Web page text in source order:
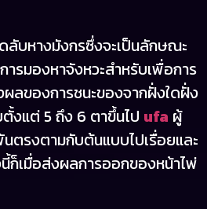
ลับหางมังกรซึ่งจะเป็นลักษณะ
รมองหาจังหวะสำหรับเพื่อการ
ลของการชนะของจากฝั่งใดฝั่ง
งแต่ 5 ถึง 6 ตาขึ้นไป ufa ผู้
นตรงตามกับต้นแบบไปเรื่อยและ
ก็เมื่อส่งผลการออกของหน้าไพ่